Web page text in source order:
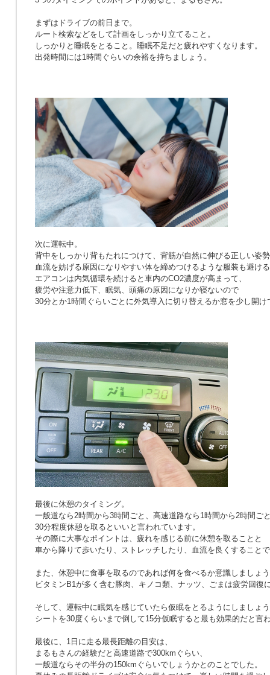
まずはドライブの前日まで。
ルート検索などをして計画をしっかり立てること。
しっかりと睡眠をとること。睡眠不足だと疲れやすくなります。
出発時間には1時間ぐらいの余裕を持ちましょう。
次に運転中。
背中をしっかり背もたれにつけて、背筋が自然に伸びる正しい姿
血流を妨げる原因になりやすい体を締めつけるような服装も避け
エアコンは内気循環を続けると車内のCO2濃度が高まって、
疲労や注意力低下、眠気、頭痛の原因になりか寝ないので
30分とか1時間ぐらいごとに外気導入に切り替えるか窓を少し開け
最後に休憩のタイミング。
一般道なら2時間から3時間ごと、高速道路なら1時間から2時間ご
30分程度休憩を取るといいと言われています。
その際に大事なポイントは、疲れを感じる前に休憩を取ることと
車から降りて歩いたり、ストレッチしたり、血流を良くすること
また、休憩中に食事を取るのであれば何を食べるか意識しましょ
ビタミンB1が多く含む豚肉、キノコ類、ナッツ、ごまは疲労回復
そして、運転中に眠気を感じていたら仮眠をとるようにしましょ
シートを30度くらいまで倒して15分仮眠すると最も効果的だと言
最後に、1日に走る最長距離の目安は、
まるもさんの経験だと高速道路で300kmぐらい、
一般道ならその半分の150kmぐらいでしょうかとのことでした。